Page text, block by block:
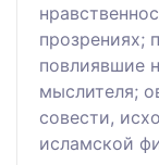
прозрениях;
повлиявшие
мыслителя;
совести,
исламской